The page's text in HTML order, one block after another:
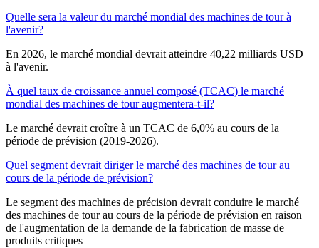
Quelle sera la valeur du marché mondial des machines de tour à
l'avenir?
En 2026, le marché mondial devrait atteindre 40,22 milliards USD
à l'avenir.
À quel taux de croissance annuel composé (TCAC) le marché
mondial des machines de tour augmentera-t-il?
Le marché devrait croître à un TCAC de 6,0% au cours de la
période de prévision (2019-2026).
Quel segment devrait diriger le marché des machines de tour au
cours de la période de prévision?
Le segment des machines de précision devrait conduire le marché
des machines de tour au cours de la période de prévision en raison
de l'augmentation de la demande de la fabrication de masse de
produits critiques